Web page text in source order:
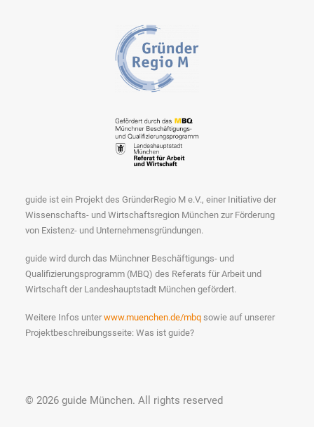
guide ist ein Projekt des GründerRegio M e.V., einer Initiative der
Wissenschafts- und Wirtschaftsregion München zur Förderung
von Existenz- und Unternehmensgründungen.
guide wird durch das Münchner Beschäftigungs- und
Qualifizierungsprogramm (MBQ) des Referats für Arbeit und
Wirtschaft der Landeshauptstadt München gefördert.
Weitere Infos unter www.muenchen.de/mbq sowie auf unserer
Projektbeschreibungsseite: Was ist guide?
© 2026 guide München. All rights reserved